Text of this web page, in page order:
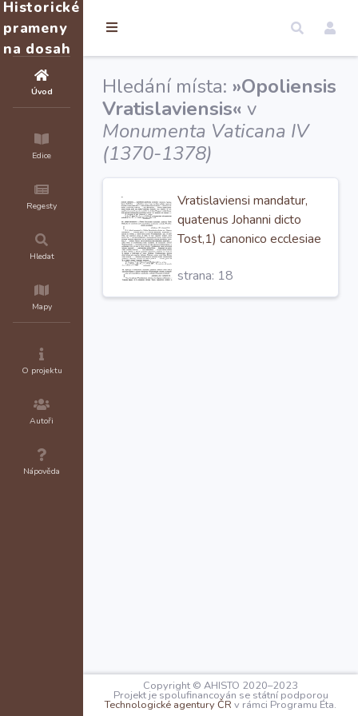
Historické
prameny
na dosah
Úvod
Edice
Regesty
Hledat
Mapy
O projektu
Autoři
Nápověda
Hledání místa: »Opoliensis
Vratislaviensis« v
Monumenta Vaticana IV
(1370-1378)
Vratislaviensi mandatur,
quatenus Johanni dicto
Tost,1) canonico ecclesiae
Vratislaviensis
de canonicatu sub
strana: 18
Copyright © AHISTO 2020–2023
Projekt je spolufinancován se státní podporou
Technologické agentury ČR v rámci Programu Éta.